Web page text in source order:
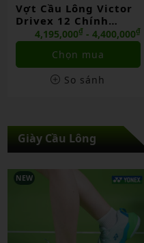
Vợt Cầu Lông Victor
Drivex 12 Chính
Hãng4,195,000₫ - 4,400,000₫
Chọn mua
So sánh
Giày Cầu Lông
NEW